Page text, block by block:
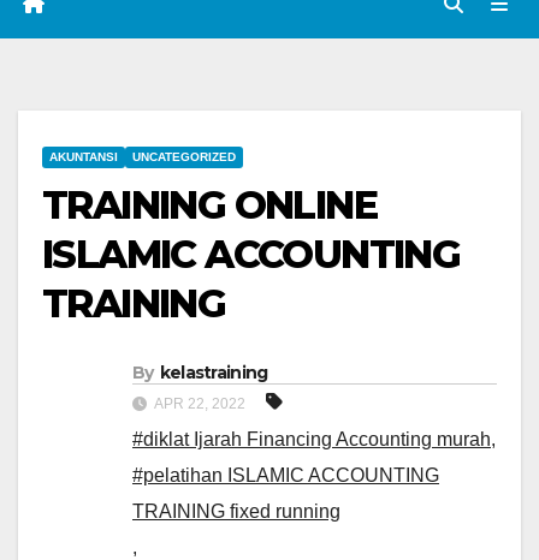
AKUNTANSI UNCATEGORIZED
TRAINING ONLINE
ISLAMIC ACCOUNTING
TRAINING
By kelastraining
APR 22, 2022
#diklat Ijarah Financing Accounting murah,
#pelatihan ISLAMIC ACCOUNTING
TRAINING fixed running
,